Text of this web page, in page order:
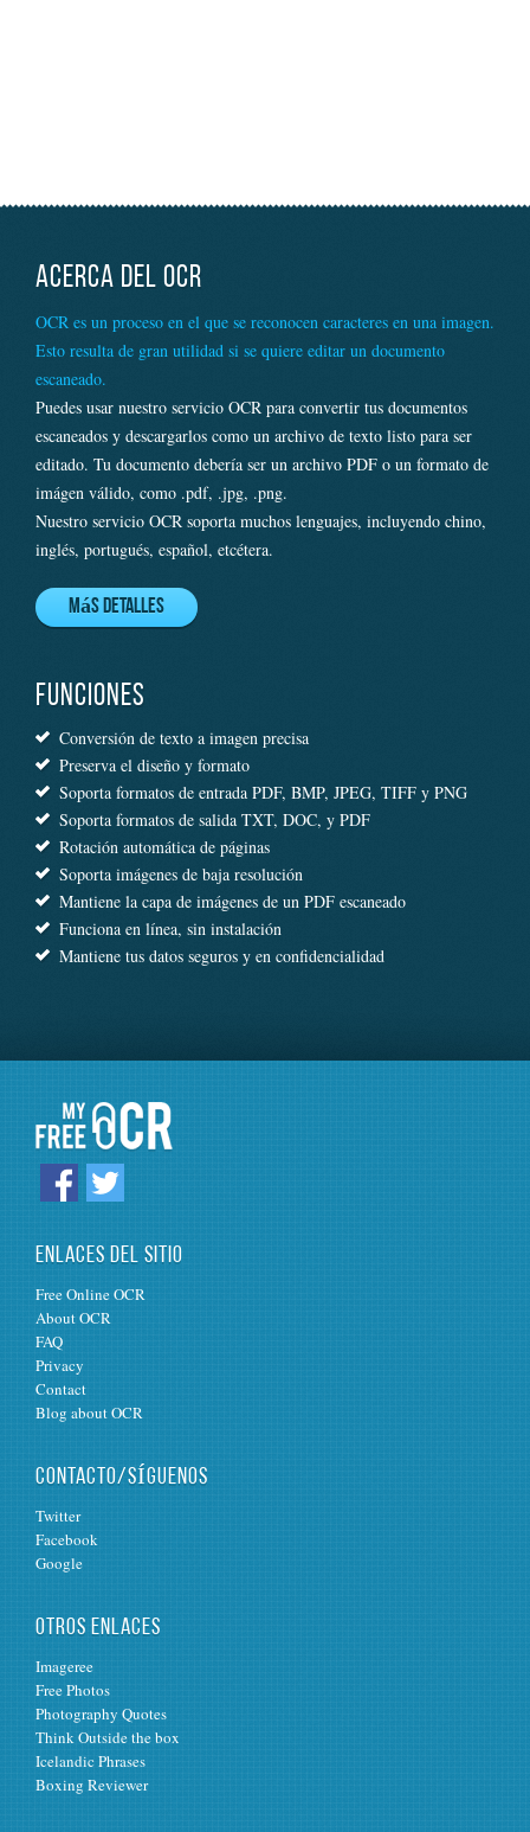
ACERCA DEL OCR
OCR es un proceso en el que se reconocen caracteres en una imagen.
Esto resulta de gran utilidad si se quiere editar un documento
escaneado.
Puedes usar nuestro servicio OCR para convertir tus documentos
escaneados y descargarlos como un archivo de texto listo para ser
editado. Tu documento debería ser un archivo PDF o un formato de
imágen válido, como .pdf, .jpg, .png.
Nuestro servicio OCR soporta muchos lenguajes, incluyendo chino,
inglés, portugués, español, etcétera.
Más detalles
FUNCIONES
Conversión de texto a imagen precisa
Preserva el diseño y formato
Soporta formatos de entrada PDF, BMP, JPEG, TIFF y PNG
Soporta formatos de salida TXT, DOC, y PDF
Rotación automática de páginas
Soporta imágenes de baja resolución
Mantiene la capa de imágenes de un PDF escaneado
Funciona en línea, sin instalación
Mantiene tus datos seguros y en confidencialidad
ENLACES DEL SITIO
Free Online OCR
About OCR
FAQ
Privacy
Contact
Blog about OCR
CONTACTO/SÍGUENOS
Twitter
Facebook
Google
OTROS ENLACES
Imageree
Free Photos
Photography Quotes
Think Outside the box
Icelandic Phrases
Boxing Reviewer